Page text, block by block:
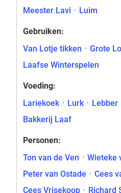
Meester Lavi · Luim
Gebruiken:
Van Lotje tikken · Grote
Laafse Winterspelen
Voeding:
Lariekoek · Lurk · Lebber
Bakkerij Laaf
Personen:
Ton van de Ven · Wieteke
Peter van Ostade · Cees
Cees Vrisekoop · Richard